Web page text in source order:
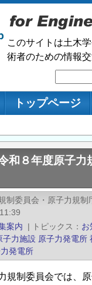
このサイトは土木
術者のための情報交
索
ショントップページ
和８年度原子
制委員会・原子力規制
案内 | トピックス お
子力施設 原子力発電所
発電所
規制委員会では、